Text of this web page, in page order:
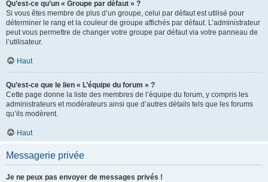
Qu’est-ce qu’un « Groupe par défaut » ?
Si vous êtes membre de plus d’un groupe, celui par défaut est utilisé pour
déterminer le rang et la couleur de groupe affichés par défaut. L’administrateur
peut vous permettre de changer votre groupe par défaut via votre panneau de
l’utilisateur.
Haut
Qu’est-ce que le lien « L’équipe du forum » ?
Cette page donne la liste des membres de l’équipe du forum, y compris les
administrateurs et modérateurs ainsi que d’autres détails tels que les forums
qu’ils modèrent.
Haut
Messagerie privée
Je ne peux pas envoyer de messages privés !